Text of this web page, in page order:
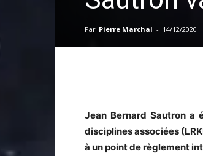
Par Pierre Marchal - 14/12/2020
Jean Bernard Sautron
disciplines associées
à un point de règlement